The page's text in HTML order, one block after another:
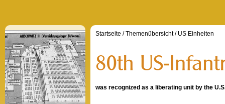
Startseite /Themenübersicht/ US Einheiten
was recognized as a liberating unit by the